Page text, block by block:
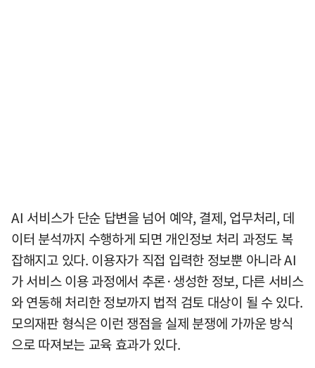
AI 서비스가 단순 답변을 넘어 예약, 결제, 업무처리, 데
이터 분석까지 수행하게 되면 개인정보 처리 과정도 복
잡해지고 있다. 이용자가 직접 입력한 정보뿐 아니라 AI
가 서비스 이용 과정에서 추론·생성한 정보, 다른 서비스
와 연동해 처리한 정보까지 법적 검토 대상이 될 수 있다.
모의재판 형식은 이런 쟁점을 실제 분쟁에 가까운 방식
으로 따져보는 교육 효과가 있다.